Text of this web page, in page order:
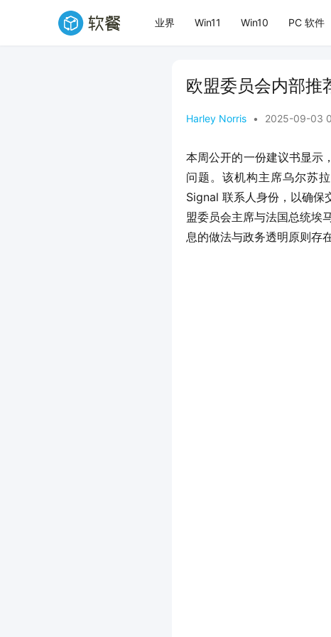
业界 Win11 Win10 PC 软件
欧盟委员会内部推
Harley Norris • 2025-09-03
本周公开的一份建议书显示
问题。该机构主席乌尔苏
Signal 联系人身份，以确保
盟委员会主席与法国总统埃
息的做法与政务透明原则存